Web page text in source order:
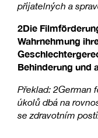
přijatelných a
2Die
Wahrnehmung
Behinderung und
Překlad: 2German
úkolů dbá na
se zdravotním